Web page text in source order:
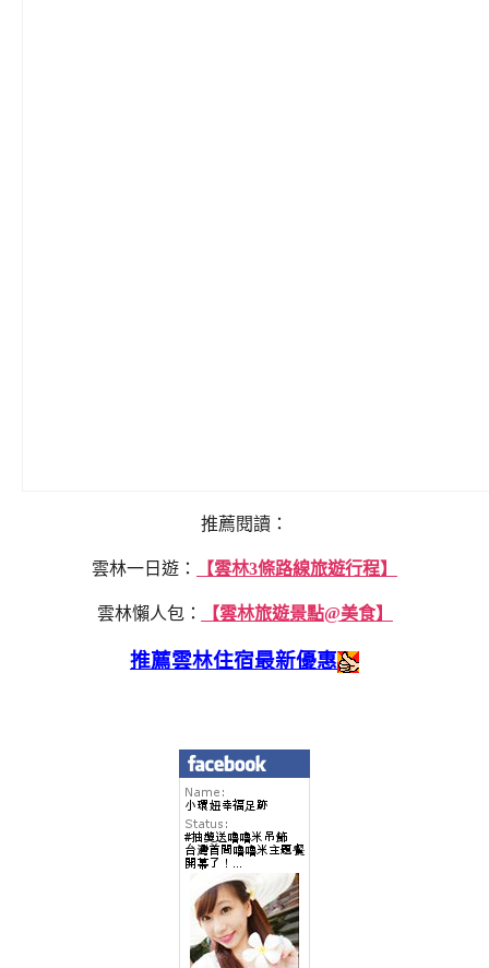
推薦閱讀：
雲林一日遊： 【雲林3條路線旅遊行程】
雲林懶人包： 【雲林旅遊景點@美食】
推薦雲林住宿最新優惠